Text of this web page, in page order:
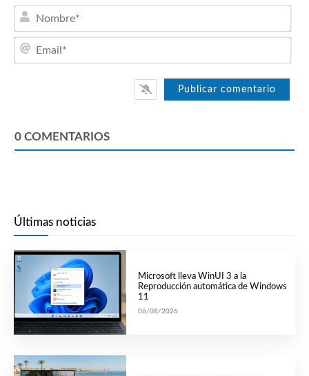
0 COMENTARIOS
Últimas noticias
Microsoft lleva WinUI 3 a la
Reproducción automática de Windows
11
06/08/2026